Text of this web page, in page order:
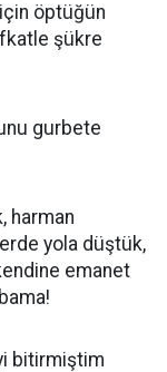
öptüğün
şükre
gurbete
harman
yola düştük,
emanet
bitirmiştim